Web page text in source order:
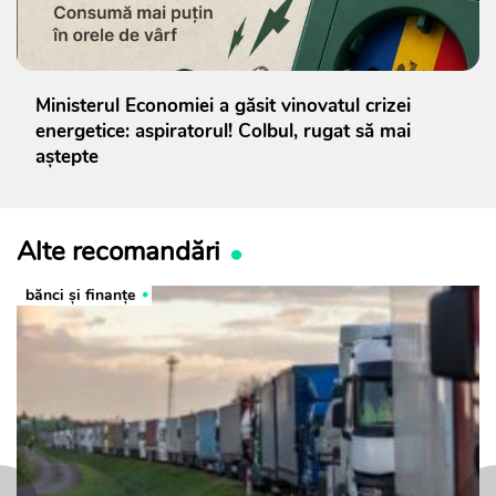
Ministerul Economiei a găsit vinovatul crizei
energetice: aspiratorul! Colbul, rugat să mai
aștepte
Alte recomandări
bănci şi finanţe